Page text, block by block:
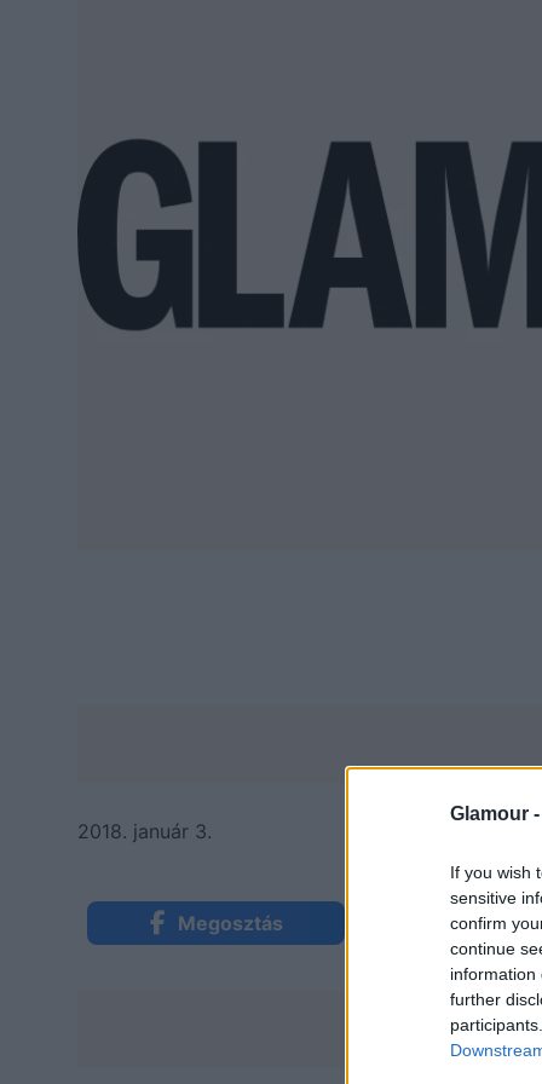
Glamour -
If you wish
sensitive
confirm
continue
information
further
2018. január 3.
Megosztás Küldés